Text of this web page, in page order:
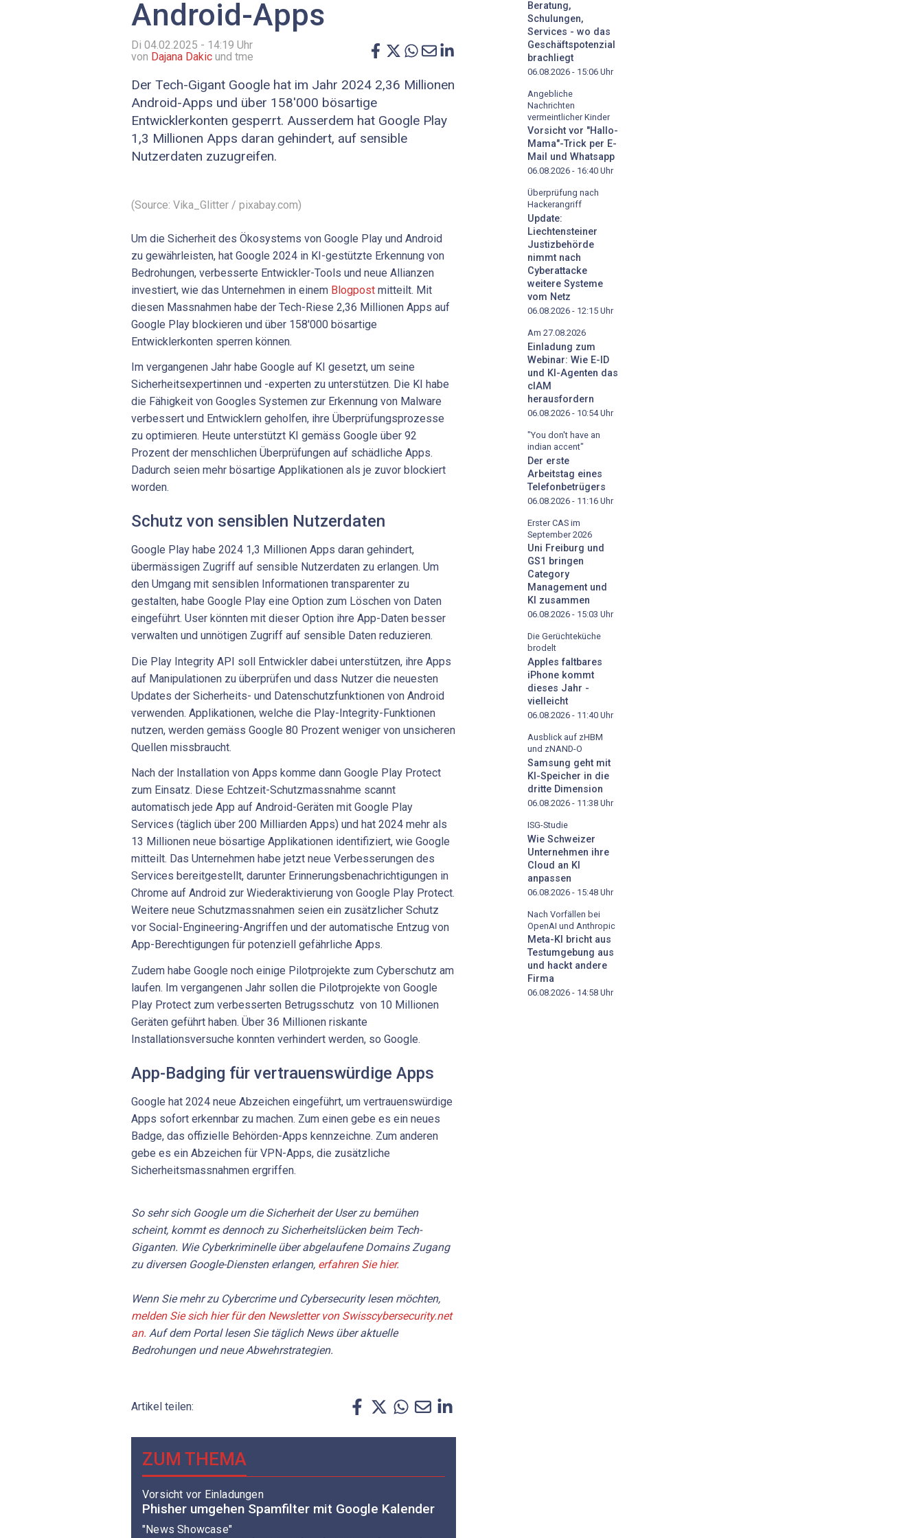
Android-Apps
Di 04.02.2025 - 14:19 Uhr
von Dajana Dakic und tme
Der Tech-Gigant Google hat im Jahr 2024 2,36 Millionen
Android-Apps und über 158'000 bösartige
Entwicklerkonten gesperrt. Ausserdem hat Google Play
1,3 Millionen Apps daran gehindert, auf sensible
Nutzerdaten zuzugreifen.
(Source: Vika_Glitter / pixabay.com)
Um die Sicherheit des Ökosystems von Google Play und Android
zu gewährleisten, hat Google 2024 in KI-gestützte Erkennung von
Bedrohungen, verbesserte Entwickler-Tools und neue Allianzen
investiert, wie das Unternehmen in einem Blogpost mitteilt. Mit
diesen Massnahmen habe der Tech-Riese 2,36 Millionen Apps auf
Google Play blockieren und über 158'000 bösartige
Entwicklerkonten sperren können.
Im vergangenen Jahr habe Google auf KI gesetzt, um seine
Sicherheitsexpertinnen und -experten zu unterstützen. Die KI habe
die Fähigkeit von Googles Systemen zur Erkennung von Malware
verbessert und Entwicklern geholfen, ihre Überprüfungsprozesse
zu optimieren. Heute unterstützt KI gemäss Google über 92
Prozent der menschlichen Überprüfungen auf schädliche Apps.
Dadurch seien mehr bösartige Applikationen als je zuvor blockiert
worden.
Schutz von sensiblen Nutzerdaten
Google Play habe 2024 1,3 Millionen Apps daran gehindert,
übermässigen Zugriff auf sensible Nutzerdaten zu erlangen. Um
den Umgang mit sensiblen Informationen transparenter zu
gestalten, habe Google Play eine Option zum Löschen von Daten
eingeführt. User könnten mit dieser Option ihre App-Daten besser
verwalten und unnötigen Zugriff auf sensible Daten reduzieren.
Die Play Integrity API soll Entwickler dabei unterstützen, ihre Apps
auf Manipulationen zu überprüfen und dass Nutzer die neuesten
Updates der Sicherheits- und Datenschutzfunktionen von Android
verwenden. Applikationen, welche die Play-Integrity-Funktionen
nutzen, werden gemäss Google 80 Prozent weniger von unsicheren
Quellen missbraucht.
Nach der Installation von Apps komme dann Google Play Protect
zum Einsatz. Diese Echtzeit-Schutzmassnahme scannt
automatisch jede App auf Android-Geräten mit Google Play
Services (täglich über 200 Milliarden Apps) und hat 2024 mehr als
13 Millionen neue bösartige Applikationen identifiziert, wie Google
mitteilt. Das Unternehmen habe jetzt neue Verbesserungen des
Services bereitgestellt, darunter Erinnerungsbenachrichtigungen in
Chrome auf Android zur Wiederaktivierung von Google Play Protect.
Weitere neue Schutzmassnahmen seien ein zusätzlicher Schutz
vor Social-Engineering-Angriffen und der automatische Entzug von
App-Berechtigungen für potenziell gefährliche Apps.
Zudem habe Google noch einige Pilotprojekte zum Cyberschutz am
laufen. Im vergangenen Jahr sollen die Pilotprojekte von Google
Play Protect zum verbesserten Betrugsschutz von 10 Millionen
Geräten geführt haben. Über 36 Millionen riskante
Installationsversuche konnten verhindert werden, so Google.
App-Badging für vertrauenswürdige Apps
Google hat 2024 neue Abzeichen eingeführt, um vertrauenswürdige
Apps sofort erkennbar zu machen. Zum einen gebe es ein neues
Badge, das offizielle Behörden-Apps kennzeichne. Zum anderen
gebe es ein Abzeichen für VPN-Apps, die zusätzliche
Sicherheitsmassnahmen ergriffen.
So sehr sich Google um die Sicherheit der User zu bemühen
scheint, kommt es dennoch zu Sicherheitslücken beim Tech-
Giganten. Wie Cyberkriminelle über abgelaufene Domains Zugang
zu diversen Google-Diensten erlangen, erfahren Sie hier.
Wenn Sie mehr zu Cybercrime und Cybersecurity lesen möchten,
melden Sie sich hier für den Newsletter von Swisscybersecurity.net
an. Auf dem Portal lesen Sie täglich News über aktuelle
Bedrohungen und neue Abwehrstrategien.
Artikel teilen:
ZUM THEMA
Vorsicht vor Einladungen
Phisher umgehen Spamfilter mit Google Kalender
"News Showcase"
Beratung,
Schulungen,
Services - wo das
Geschäftspotenzial
brachliegt
06.08.2026 - 15:06 Uhr
Angebliche
Nachrichten
vermeintlicher Kinder
Vorsicht vor "Hallo-
Mama"-Trick per E-
Mail und Whatsapp
06.08.2026 - 16:40 Uhr
Überprüfung nach
Hackerangriff
Update:
Liechtensteiner
Justizbehörde
nimmt nach
Cyberattacke
weitere Systeme
vom Netz
06.08.2026 - 12:15 Uhr
Am 27.08.2026
Einladung zum
Webinar: Wie E-ID
und KI-Agenten das
cIAM
herausfordern
06.08.2026 - 10:54Uhr
"You don't have an
indian accent"
Der erste
Arbeitstag eines
Telefonbetrügers
06.08.2026 - 11:16 Uhr
Erster CAS im
September 2026
Uni Freiburg und
GS1 bringen
Category
Management und
KI zusammen
06.08.2026 - 15:03 Uhr
Die Gerüchteküche
brodelt
Apples faltbares
iPhone kommt
dieses Jahr -
vielleicht
06.08.2026 - 11:40 Uhr
Ausblick auf zHBM
und zNAND-O
Samsung geht mit
KI-Speicher in die
dritte Dimension
06.08.2026 - 11:38 Uhr
ISG-Studie
Wie Schweizer
Unternehmen ihre
Cloud an KI
anpassen
06.08.2026 - 15:48 Uhr
Nach Vorfällen bei
OpenAI und Anthropic
Meta-KI bricht aus
Testumgebung aus
und hackt andere
Firma
06.08.2026 - 14:58 Uhr